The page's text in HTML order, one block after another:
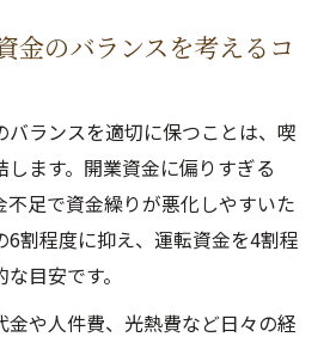
金のバランスを考えるコ
バランスを適切に保つことは、喫
ます。開業資金に偏りすぎる
不足で資金繰りが悪化しやすいた
6割程度に抑え、運転資金を4割程
目安です。
や人件費、光熱費など日々の経